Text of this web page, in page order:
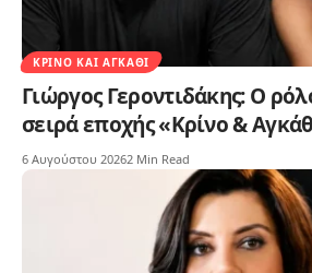
ΚΡΊΝΟ ΚΑΙ ΑΓΚΆΘΙ
Γιώργος Γεροντιδάκης: Ο
σειρά εποχής «Κρίνο &
6 Αυγούστου 20262 Min Read